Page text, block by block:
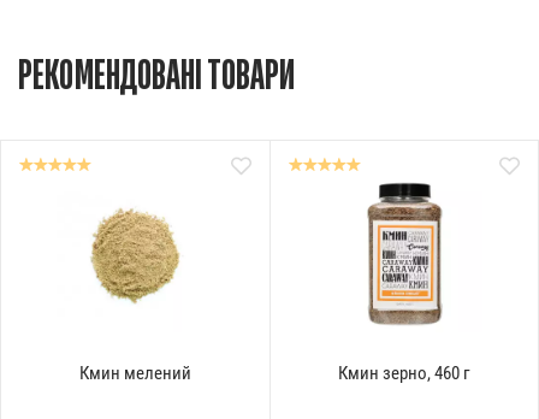
РЕКОМЕНДОВАНІ ТОВАРИ
Кмин мелений Кмин зерно, 460 г